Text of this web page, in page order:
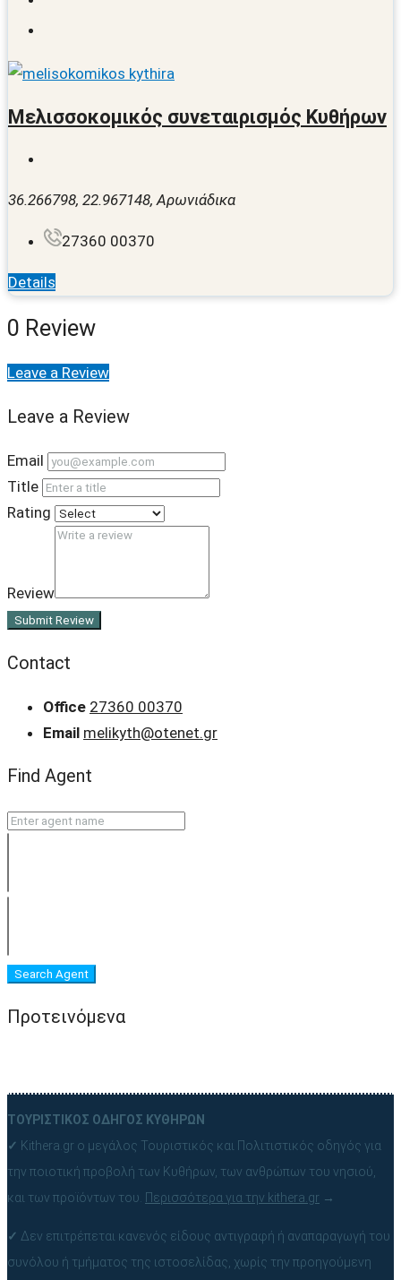
Μελισσοκομικός συνεταιρισμός Κυθήρων
36.266798, 22.967148, Αρωνιάδικα
27360 00370
Details
0 Review
Leave a Review
Leave a Review
Email
Title
Rating
Review
Submit Review
Contact
Office 27360 00370
Email melikyth@otenet.gr
Find Agent
Search Agent
Προτεινόμενα
ΤΟΥΡΙΣΤΙΚΟΣ ΟΔΗΓΟΣ ΚΥΘΗΡΩΝ
✓ Kithera.gr ο μεγάλος Τουριστικός και Πολιτιστικός οδηγός για
την ποιοτική προβολή των Κυθήρων, των ανθρώπων του νησιού,
και των προϊόντων του. Περισσότερα για την kithera.gr →
✓ Δεν επιτρέπεται κανενός είδους αντιγραφή ή αναπαραγωγή του
συνόλου ή τμήματος της ιστοσελίδας, χωρίς την προηγούμενη